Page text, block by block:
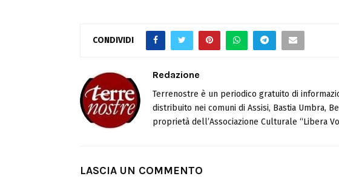
CONDIVIDI
Redazione
Terrenostre è un periodico gratuito di
distribuito nei comuni di Assisi, Bastia Umbra,
proprietà dell’Associazione Culturale “Libera
LASCIA UN COMMENTO